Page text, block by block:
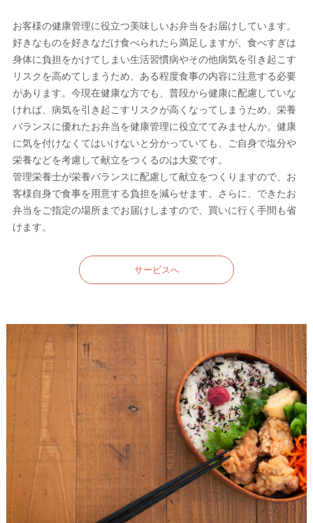
お客様の健康管理に役立つ美味しいお弁当をお届けしています。
好きなものを好きなだけ食べられたら満足しますが、食べすぎは
身体に負担をかけてしまい生活習慣病やその他病気を引き起こす
リスクを高めてしまうため、ある程度食事の内容に注意する必要
があります。今現在健康な方でも、普段から健康に配慮していな
ければ、病気を引き起こすリスクが高くなってしまうため、栄養
バランスに優れたお弁当を健康管理に役立ててみませんか。健康
に気を付けなくてはいけないと分かっていても、ご自身で塩分や
栄養などを考慮して献立をつくるのは大変です。
管理栄養士が栄養バランスに配慮して献立をつくりますので、お
客様自身で食事を用意する負担を減らせます。さらに、できたお
弁当をご指定の場所までお届けしますので、買いに行く手間も省
けます。
サービスへ